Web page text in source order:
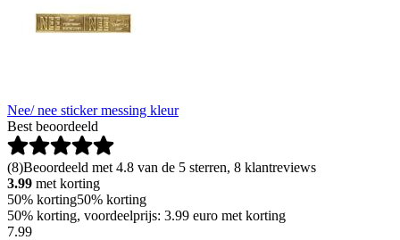
Nee/ nee sticker messing kleur
Best beoordeeld
(8)Beoordeeld met 4.8 van de 5 sterren, 8 klantreviews
3.99 met korting
50% korting50% korting
50% korting, voordeelprijs: 3.99 euro met korting
7.99